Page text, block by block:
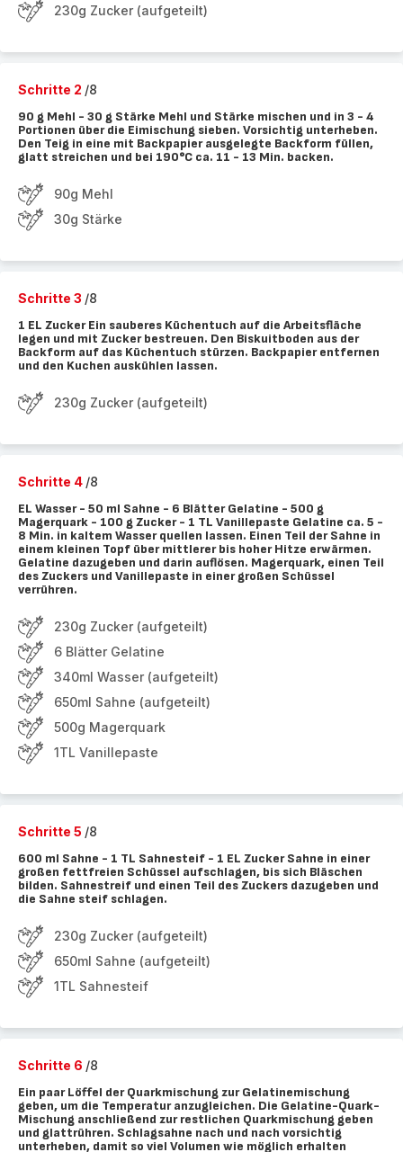
230g Zucker (aufgeteilt)
Schritte 2 /8
90 g Mehl - 30 g Stärke Mehl und Stärke mischen und in 3 - 4
Portionen über die Eimischung sieben. Vorsichtig unterheben.
Den Teig in eine mit Backpapier ausgelegte Backform füllen,
glatt streichen und bei 190°C ca. 11 - 13 Min. backen.
90g Mehl
30g Stärke
Schritte 3 /8
1 EL Zucker Ein sauberes Küchentuch auf die Arbeitsfläche
legen und mit Zucker bestreuen. Den Biskuitboden aus der
Backform auf das Küchentuch stürzen. Backpapier entfernen
und den Kuchen auskühlen lassen.
230g Zucker (aufgeteilt)
Schritte 4 /8
EL Wasser - 50 ml Sahne - 6 Blätter Gelatine - 500 g
Magerquark - 100 g Zucker - 1 TL Vanillepaste Gelatine ca. 5 -
8 Min. in kaltem Wasser quellen lassen. Einen Teil der Sahne in
einem kleinen Topf über mittlerer bis hoher Hitze erwärmen.
Gelatine dazugeben und darin auflösen. Magerquark, einen Teil
des Zuckers und Vanillepaste in einer großen Schüssel
verrühren.
230g Zucker (aufgeteilt)
6 Blätter Gelatine
340ml Wasser (aufgeteilt)
650ml Sahne (aufgeteilt)
500g Magerquark
1TL Vanillepaste
Schritte 5 /8
600 ml Sahne - 1 TL Sahnesteif - 1 EL Zucker Sahne in einer
großen fettfreien Schüssel aufschlagen, bis sich Bläschen
bilden. Sahnestreif und einen Teil des Zuckers dazugeben und
die Sahne steif schlagen.
230g Zucker (aufgeteilt)
650ml Sahne (aufgeteilt)
1TL Sahnesteif
Schritte 6 /8
Ein paar Löffel der Quarkmischung zur Gelatinemischung
geben, um die Temperatur anzugleichen. Die Gelatine-Quark-
Mischung anschließend zur restlichen Quarkmischung geben
und glattrühren. Schlagsahne nach und nach vorsichtig
unterheben, damit so viel Volumen wie möglich erhalten